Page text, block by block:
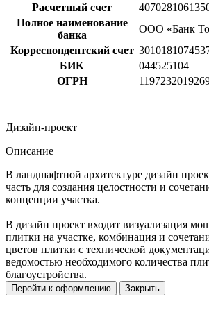
Расчетный счет
Полное наименование
банка
ООО «Банк
Корреспондентский счет
БИК
044525104
ОГРН
Дизайн-проект
Описание
В ландшафтной архитектуре дизайн
часть для создания целостности и
концепции участка.
В дизайн проект входит визуализация
плитки на участке, комбинация и
цветов плитки с технической
ведомостью необходимого количества
благоустройства.
Перейти к оформлению Закрыть